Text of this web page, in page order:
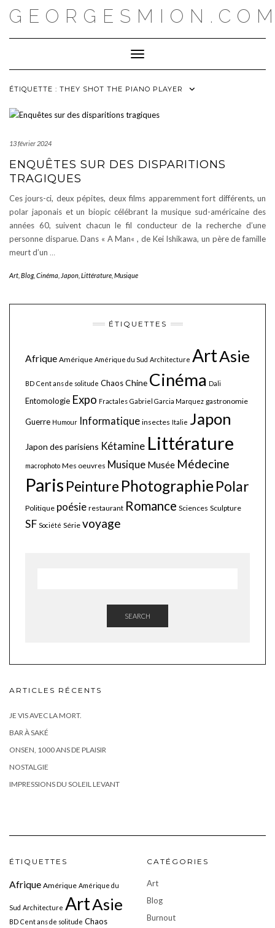
Toggle Navigation
ÉTIQUETTE : THEY SHOT THE PIANO PLAYER
13 février 2024
ENQUÊTES SUR DES DISPARITIONS
TRAGIQUES
Ces jours-ci, deux pépites, deux films apparemment fort différents, un
polar japonais et un biopic célébrant la musique sud-américaine des
années 60, suivent chacun le fil conducteur de la recherche d’une
personne disparue. Dans « A Man« , de Kei Ishikawa, un père de famille
meurt d’un …
Art Blog, Cinéma Japon Littérature Musique
ÉTIQUETTES
Afrique Amérique Amérique du Sud Architecture ArtAsie
BD Cent ans de solitude ChaosChine Cinéma Dali
Entomologie Expo Fractales Gabriel Garcia Marquez gastronomie
Guerre Humour Informatique insectes Italie Japon
Japon des parisiens Kétamine Littérature
macrophoto Mes oeuvres Musique Musée Médecine
Paris Peinture PhotographiePolar
Politique poésie restaurant Romance Sciences Sculpture
SF Société Série voyage
SEARCH
ARTICLES RÉCENTS
JE VIS AVEC LA MORT.
BAR À SAKÉ
ONSEN, 1000 ANS DE PLAISIR
NOSTALGIE
IMPRESSIONS DU SOLEIL LEVANT
ÉTIQUETTES
Afrique Amérique Amérique du
Sud Architecture ArtAsie
BD Cent ans de solitude Chaos
CATÉGORIES
Art
Blog
Burnout